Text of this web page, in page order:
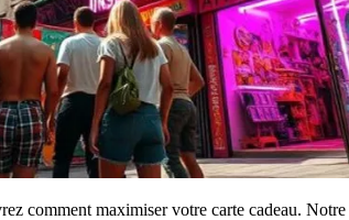
comment maximiser votre carte cadeau.